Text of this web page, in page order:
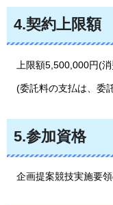
4.契約上限額
上限額5,500,000円(
(委託料の支払は、委
5.参加資格
企画提案競技実施要